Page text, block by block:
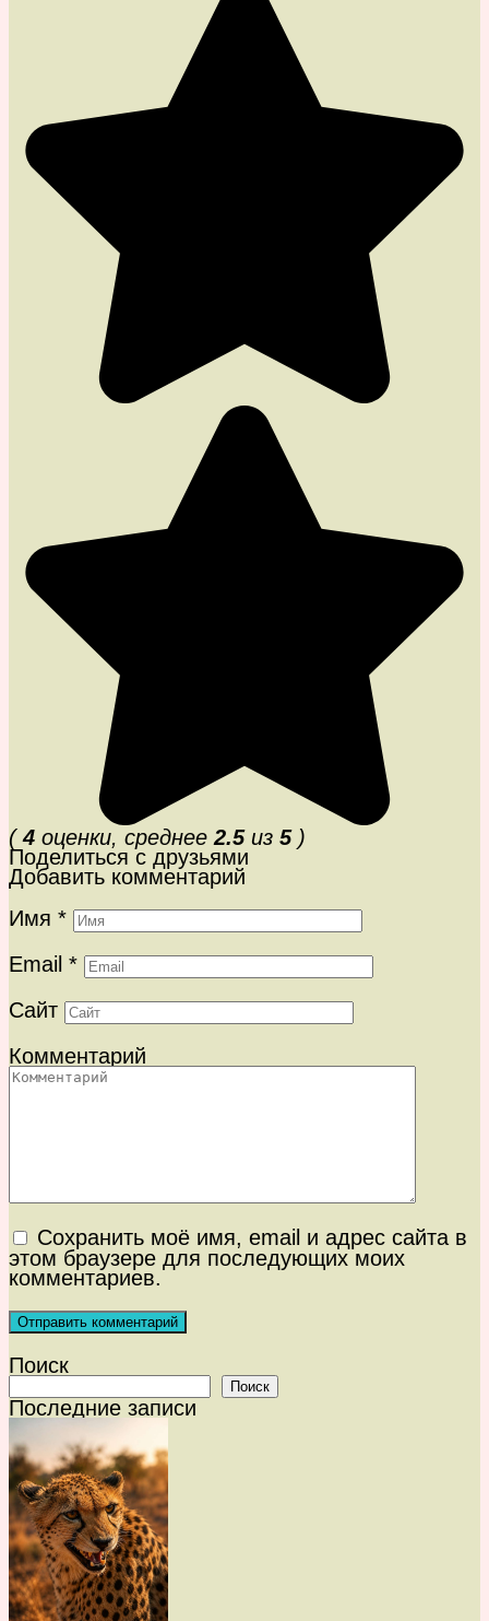
(4 оценки, среднее 2.5из 5)
Поделиться с друзьями
Добавить комментарий
Имя *
Email *
Сайт
Комментарий
Сохранить моё имя, email и адрес сайта в
этом браузере для последующих моих
комментариев.
Поиск
Поиск
Последние записи